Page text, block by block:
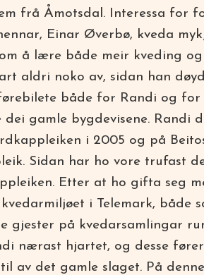
frå Åmotsdal. Interessa for
Einar Øverbø, kveda
å lære både meir kveding og
aldri noko av, sidan han
både for Randi og for
gamle bygdevisene. Randi
i 2005 og på
Sidan har ho vore trufast
Etter at ho gifta seg
i Telemark, både
gjester på kvedarsamlingar
nærast hjartet, og desse
av det gamle slaget. På